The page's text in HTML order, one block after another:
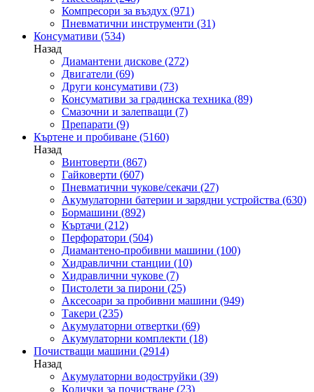
Компресори за въздух (971)
Пневматични инструменти (31)
Консумативи (534)
Назад
Диамантени дискове (272)
Двигатели (69)
Други консумативи (73)
Консумативи за градинска техника (89)
Смазочни и залепващи (7)
Препарати (9)
Къртене и пробиване (5160)
Назад
Винтоверти (867)
Гайковерти (607)
Пневматични чукове/секачи (27)
Акумулаторни батерии и зарядни устройства (630)
Бормашини (892)
Къртачи (212)
Перфоратори (504)
Диамантено-пробивни машини (100)
Хидравлични станции (10)
Хидравлични чукове (7)
Пистолети за пирони (25)
Аксесоари за пробивни машини (949)
Такери (235)
Акумулаторни отвертки (69)
Акумулаторни комплекти (18)
Почистващи машини (2914)
Назад
Акумулаторни водоструйки (39)
Колички за почистване (23)